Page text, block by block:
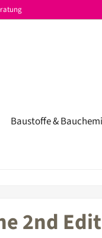
Baustoffe &
2nd